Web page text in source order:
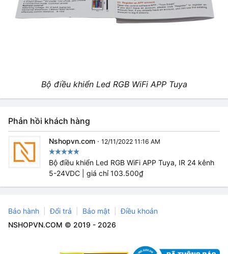
Bộ điều khiển Led RGB WiFi APP Tuya
Phản hồi khách hàng
Nshopvn.com · 12/11/2022 11:16 AM
Bộ điều khiển Led RGB WiFi APP Tuya, IR 24 kênh
5-24VDC | giá chỉ 103.500₫
Bảo hành Đổi trả Bảo mật
Điều khoản
NSHOPVN.COM © 2019 - 2026